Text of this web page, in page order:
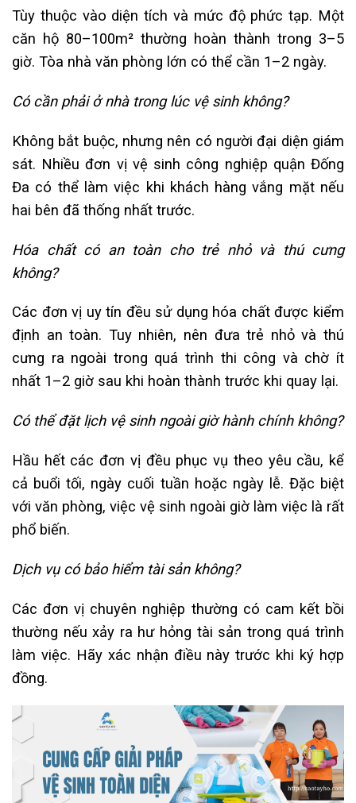
Tùy thuộc vào diện tích và mức độ phức tạp. Một
căn hộ 80–100m² thường hoàn thành trong 3–5
giờ. Tòa nhà văn phòng lớn có thể cần 1–2 ngày.
Có cần phải ở nhà trong lúc vệ sinh không?
Không bắt buộc, nhưng nên có người đại diện giám
sát. Nhiều đơn vị vệ sinh công nghiệp quận Đống
Đa có thể làm việc khi khách hàng vắng mặt nếu
hai bên đã thống nhất trước.
Hóa chất có an toàn cho trẻ nhỏ và thú cưng
không?
Các đơn vị uy tín đều sử dụng hóa chất được kiểm
định an toàn. Tuy nhiên, nên đưa trẻ nhỏ và thú
cưng ra ngoài trong quá trình thi công và chờ ít
nhất 1–2 giờ sau khi hoàn thành trước khi quay lại.
Có thể đặt lịch vệ sinh ngoài giờ hành chính không?
Hầu hết các đơn vị đều phục vụ theo yêu cầu, kể
cả buổi tối, ngày cuối tuần hoặc ngày lễ. Đặc biệt
với văn phòng, việc vệ sinh ngoài giờ làm việc là rất
phổ biến.
Dịch vụ có bảo hiểm tài sản không?
Các đơn vị chuyên nghiệp thường có cam kết bồi
thường nếu xảy ra hư hỏng tài sản trong quá trình
làm việc. Hãy xác nhận điều này trước khi ký hợp
đồng.